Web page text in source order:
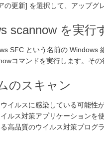
更新] を選択して、アップグ
scannow を実行
SFC という名前の Windows
コマンドを実行します。そ
のスキャン
イルスに感染している可能
ルス対策アプリケーションを
高品質のウイルス対策プログ